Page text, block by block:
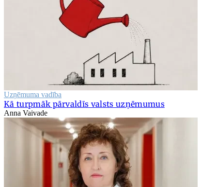
Uzņēmuma vadība
Kā turpmāk pārvaldīs valsts uzņēmumus
Anna Vaivade